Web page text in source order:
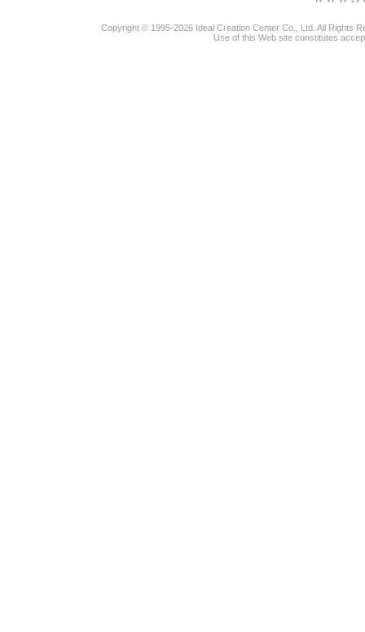
Copyright © 1995-2026 Ideal Creation Center Co., Ltd. All Rights
Use of this Web site constitutes